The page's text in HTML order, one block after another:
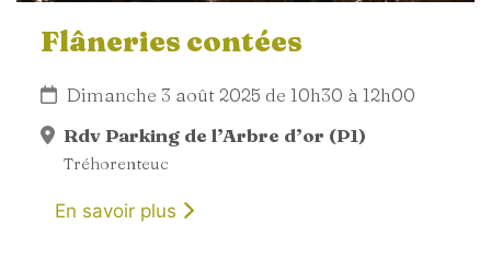
Flâneries contées
Dimanche 3 août 2025 de 10h30 à 12h00
Rdv Parking de l’Arbre d’or (P1)
Tréhorenteuc
En savoir plus